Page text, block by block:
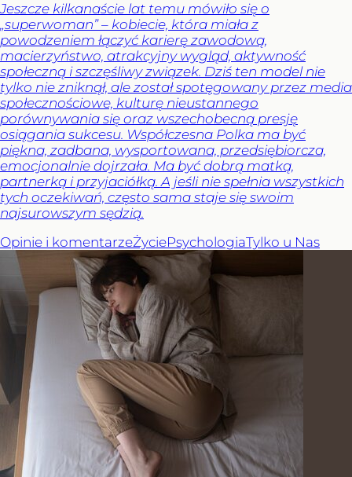
Jeszcze kilkanaście lat temu mówiło się o
„superwoman” – kobiecie, która miała z
powodzeniem łączyć karierę zawodową,
macierzyństwo, atrakcyjny wygląd, aktywność
społeczną i szczęśliwy związek. Dziś ten model nie
tylko nie zniknął, ale został spotęgowany przez media
społecznościowe, kulturę nieustannego
porównywania się oraz wszechobecną presję
osiągania sukcesu. Współczesna Polka ma być
piękna, zadbana, wysportowana, przedsiębiorcza,
emocjonalnie dojrzała. Ma być dobrą matką,
partnerką i przyjaciółką. A jeśli nie spełnia wszystkich
tych oczekiwań, często sama staje się swoim
najsurowszym sędzią.
Opinie i komentarzeŻyciePsychologiaTylko u Nas